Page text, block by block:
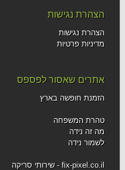
הצהרת נגישות
הצהרת נגישות
מדיניות פרטיות
אתרים שאסור לפספס
הזמנת חופשה בארץ
טהרת המשפחה
מה זה נידה
לשמור נידה
fix-pixel.co.il - שירותי סריקה